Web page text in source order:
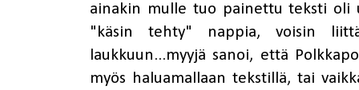
ainakin mulle tuo painettu teksti oli
"käsin tehty" nappia, voisin
laukkuun...myyjä sanoi, että
myös haluamallaan tekstillä, tai